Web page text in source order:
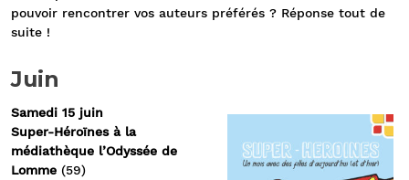
pouvoir rencontrer vos auteurs préférés ? Réponse tout de
suite !
Juin
Samedi 15 juin
Super-Héroïnes à la
médiathèque l’Odyssée de
Lomme (59)